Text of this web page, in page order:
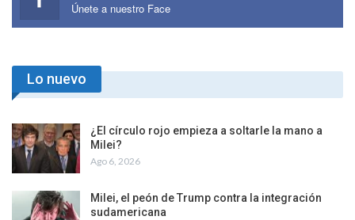
Únete a nuestro Face
Lo nuevo
¿El círculo rojo empieza a soltarle la mano a
Milei?
Ago 6, 2026
Milei, el peón de Trump contra la integración
sudamericana